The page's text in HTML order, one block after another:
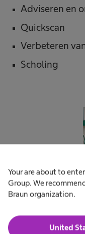
Your are about to
Group. We
Braun organization.
United
Adviseren en
Quickscan
Verbeteren
Scholing